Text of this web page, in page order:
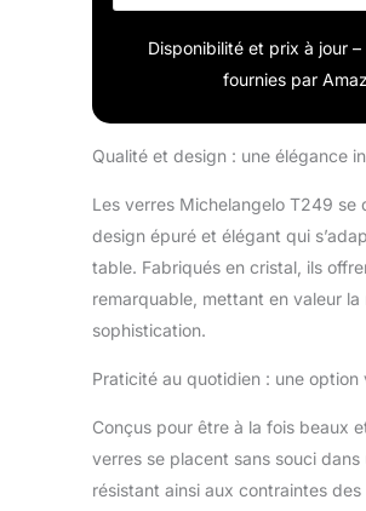
Disponibilité et prix à jour
fournies par
Qualité et design : une élégance
Les verres Michelangelo T249 se
design épuré et élégant qui
table. Fabriqués en cristal, ils
remarquable, mettant en valeur
sophistication.
Praticité au quotidien : une option
Conçus pour être à la fois beaux
verres se placent sans souci dans
résistant ainsi aux contraintes des